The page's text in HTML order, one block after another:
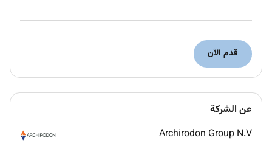
Engineerto join our top qualified and knowledgeable
Roles Responsibilities:
Prepare/Review Method Statements Material
Approval Request (MAR)/MR for various E&I
activities.
highlight and address engineering concerns in a
قدم الآن
عن الشركة
Archirodon Group N.V